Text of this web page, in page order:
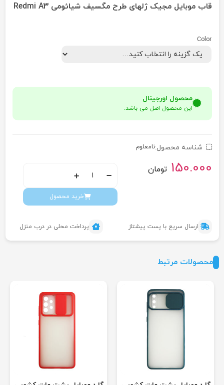
قاب موبایل مجیک ژلهای طرح مگسیف شیائومی Redmi A3
Color
محصول اورجینال
این محصول اصل می باشد.
شناسه محصول:نامعلوم
تومان150.000
خرید محصول
ارسال سریع با پست پیشتاز پرداخت محلی در درب منزل
محصولات مرتبط